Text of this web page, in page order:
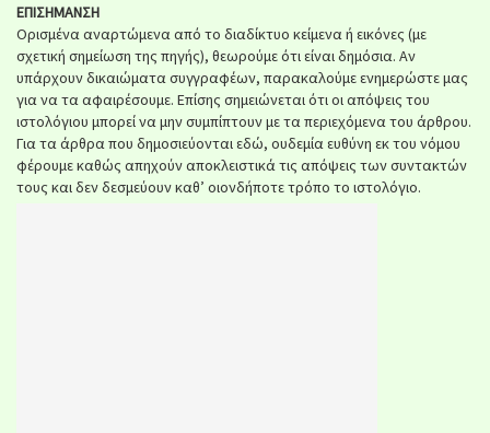
ΕΠΙΣΗΜΑΝΣΗ
Ορισμένα αναρτώμενα από το διαδίκτυο κείμενα ή εικόνες (με
σχετική σημείωση της πηγής), θεωρούμε ότι είναι δημόσια. Αν
υπάρχουν δικαιώματα συγγραφέων, παρακαλούμε ενημερώστε μας
για να τα αφαιρέσουμε. Επίσης σημειώνεται ότι οι απόψεις του
ιστολόγιου μπορεί να μην συμπίπτουν με τα περιεχόμενα του άρθρου.
Για τα άρθρα που δημοσιεύονται εδώ, ουδεμία ευθύνη εκ του νόμου
φέρουμε καθώς απηχούν αποκλειστικά τις απόψεις των συντακτών
τους και δεν δεσμεύουν καθ’ οιονδήποτε τρόπο το ιστολόγιο.